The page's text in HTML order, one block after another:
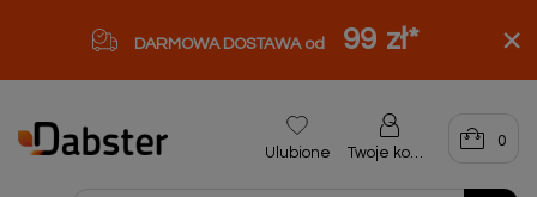
DARMOWA DOSTAWA od 99 zł*
Ulubione Twoje konto
0